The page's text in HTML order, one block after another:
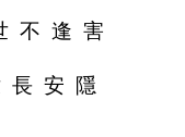
逢 害
安 隱